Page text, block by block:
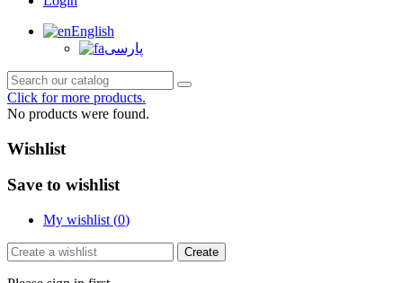
English
پارسی
Click for more products.
No products were found.
Wishlist
Save to wishlist
My wishlist (0)
Create